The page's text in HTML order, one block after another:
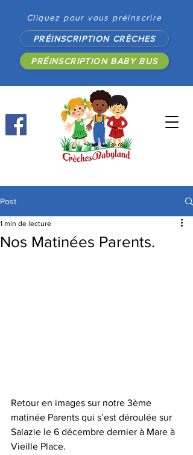
Cliquez pour vous préinscrire
PRÉINSCRIPTION CRÈCHES
PRÉINSCRIPTION BABY BUS
Post
Nos Matinées Parents.
1 min de lecture
Retour en images sur notre 3ème
matinée Parents qui s’est déroulée sur
Salazie le 6 décembre dernier à Mare à
Vieille Place.